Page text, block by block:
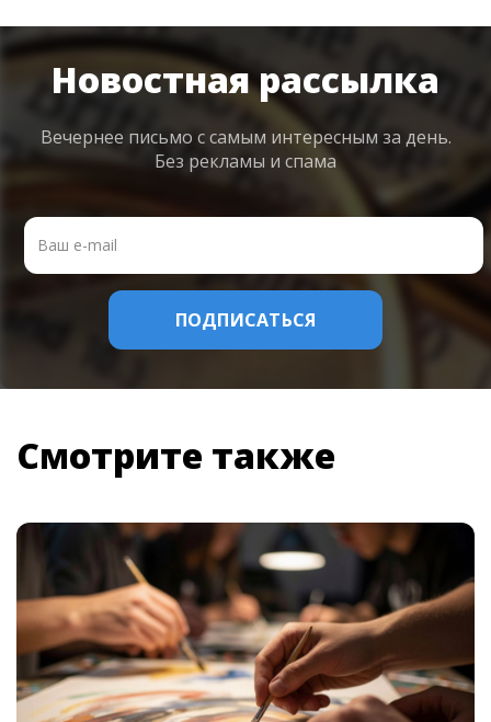
Новостная рассылка
Вечернее письмо с самым интересным за день.
Без рекламы и спама
Смотрите также